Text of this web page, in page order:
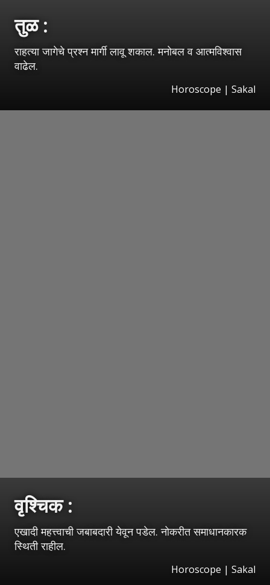
तुळ :
राहत्या जागेचे प्रश्‍न मार्गी लावू शकाल. मनोबल व आत्मविश्‍वास
वाढेल.
Horoscope | Sakal
वृश्‍चिक :
एखादी महत्त्वाची जबाबदारी येवून पडेल. नोकरीत समाधानकारक
स्थिती राहील.
Horoscope | Sakal